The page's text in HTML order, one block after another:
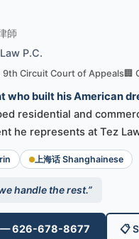
師
P.C.
Circuit Court of Appeals🏢
who built his American
residential and
he represents at Tez
上海话 Shanghainese
handle the rest.”
— 626-678-8677 📋